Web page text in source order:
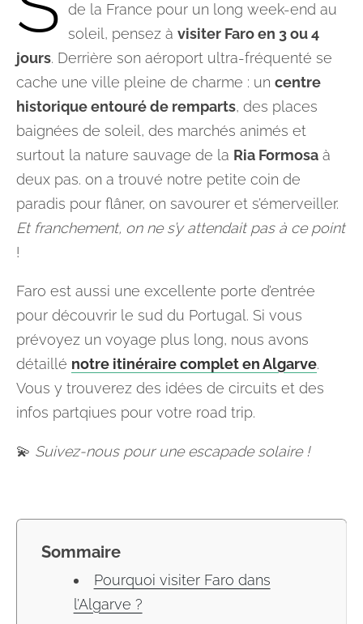
de la France pour un long week-end au
soleil, pensez à visiter Faro en 3 ou 4
jours. Derrière son aéroport ultra-fréquenté se
cache une ville pleine de charme : un centre
historique entouré de remparts, des places
baignées de soleil, des marchés animés et
surtout la nature sauvage de la Ria Formosa à
deux pas. on a trouvé notre petite coin de
paradis pour flâner, on savourer et s’émerveiller.
Et franchement, on ne s’y attendait pas à ce point
!
Faro est aussi une excellente porte d’entrée
pour découvrir le sud du Portugal. Si vous
prévoyez un voyage plus long, nous avons
détaillé notre itinéraire complet en Algarve.
Vous y trouverez des idées de circuits et des
infos partqiues pour votre road trip.
💫 Suivez-nous pour une escapade solaire !
Sommaire
Pourquoi visiter Faro dans
l’Algarve ?